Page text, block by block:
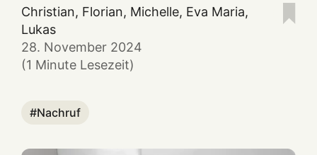
Christian, Florian, Michelle, Eva Maria,
Lukas
28. November 2024
(1 Minute Lesezeit)
Nachruf